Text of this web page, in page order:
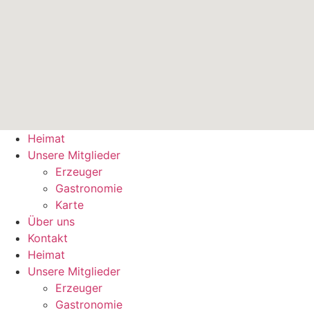
Heimat
Unsere Mitglieder
Erzeuger
Gastronomie
Karte
Über uns
Kontakt
Heimat
Unsere Mitglieder
Erzeuger
Gastronomie